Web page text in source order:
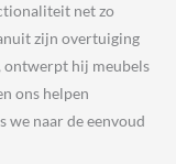
net zo
zijn overtuiging
ontwerpt hij meubels
ons helpen
we naar de eenvoud